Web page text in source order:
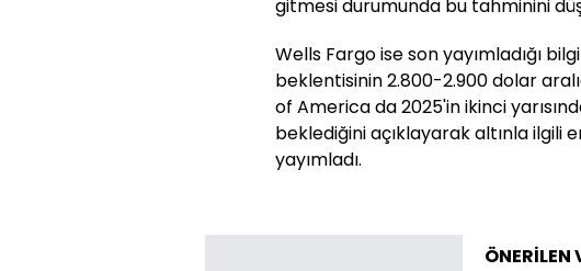
gitmesi durumunda bu tahminini
Wells Fargo ise son yayımladığı
beklentisinin 2.800-2.900 dolar
of America da 2025'in ikinci
beklediğini açıklayarak altınla ilgili
yayımladı.
ÖNERİLEN